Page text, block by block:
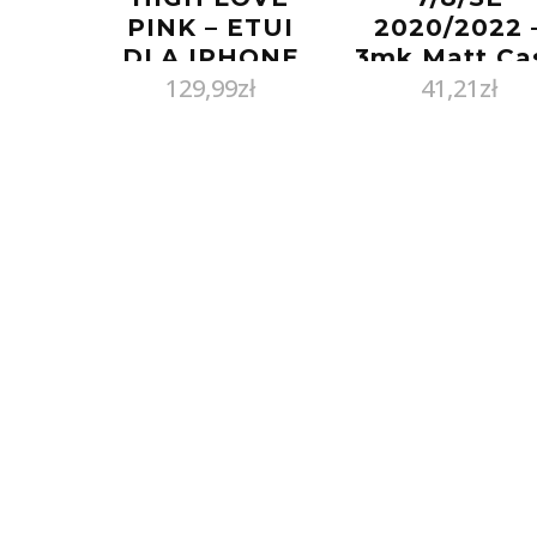
PINK – ETUI
DLA IPHONE
XS MAX
129,99zł
2020/2022
3mk Matt
blue
41,21zł